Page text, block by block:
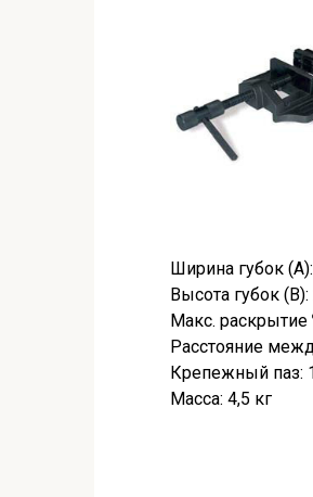
Ширина губок
Высота губок
Макс. раскрытие
Расстояние
Крепежный паз:
Масса: 4,5 кг